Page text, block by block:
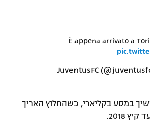
È appena arrivato a
במסע בקליארי, כשהחלוץ האריך
2018.